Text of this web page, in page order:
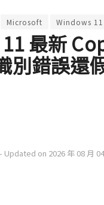
Microsoft Windows 11
最新
別錯誤還
Updated on 2026 年 08 月